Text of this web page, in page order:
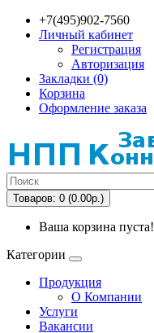
+7(495)902-7560
Личный кабинет
Регистрация
Авторизация
Закладки (0)
Корзина
Оформление заказа
Товаров: 0 (0.00р.)
Ваша корзина пуста!
Категории
Продукция
О Компании
Услуги
Вакансии